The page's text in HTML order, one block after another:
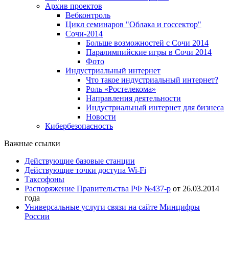
Архив проектов
Вебконтроль
Цикл семинаров "Облака и госсектор"
Сочи-2014
Больше возможностей с Сочи 2014
Паралимпийские игры в Сочи 2014
Фото
Индустриальный интернет
Что такое индустриальный интернет?
Роль «Ростелекома»
Направления деятельности
Индустриальный интернет для бизнеса
Новости
Кибербезопасность
Важные ссылки
Действующие базовые станции
Действующие точки доступа Wi-Fi
Таксофоны
Распоряжение Правительства РФ №437-р от 26.03.2014
года
Универсальные услуги связи на сайте Минцифры
России